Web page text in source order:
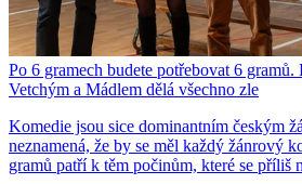
Po 6 gramech budete potřebovat 6
Vetchým a Mádlem dělá všechno zle
Komedie jsou sice dominantním českým
neznamená, že by se měl každý žánrový
gramů patří k těm počinům, které se příliš